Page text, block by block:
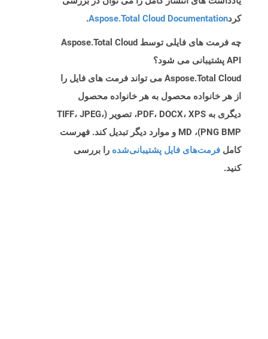
کردAspose.Total Cloud Documentation
.
چه فرمت های فایلی توسط Aspose.Total Cloud
API پشتیبانی می شود؟
Aspose.Total Cloud می تواند فرمت های فایل را
از هر خانواده محصول به هر خانواده محصول
دیگری به PDF، DOCX، XPS، تصویر (TIFF، JPEG،
PNG BMP)، MD و موارد دیگر تبدیل کند. فهرست
کامل فرمت‌های فایل پشتیبانی‌شده را بررسی
کنید.